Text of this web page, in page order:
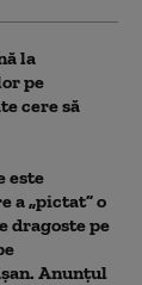
la
pe
cere să
este
a „pictat” o
dragoste pe
Anunțul